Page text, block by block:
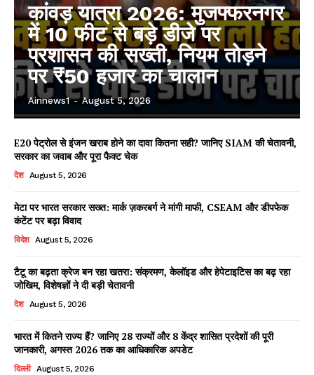
Facebook
X WhatsApp
Share
Read Latest News on AIN
कांवड़ यात्रा 2026: मुजफ्फरनगर
में 10 फीट से बड़े डीजे पर
प्रशासन की सख्ती, नियम तोड़ने
पर ₹50 हजार का चालान
Ainnews1 - August 5, 2026
E20 पेट्रोल से इंजन खराब होने का दावा कितना सही? जानिए SIAM की चेतावनी,
सरकार का जवाब और पूरा फैक्ट चेक
देश August 5, 2026
मेटा पर भारत सरकार सख्त: मार्क ज़करबर्ग ने मांगी माफी, CSEAM और डीपफेक
कंटेंट पर बढ़ा विवाद
विदेश August 5, 2026
टैटू का बढ़ता क्रेज बन रहा खतरा: संक्रमण, केलॉइड और हेपेटाइटिस का बढ़ रहा
जोखिम, विशेषज्ञों ने दी बड़ी चेतावनी
देश August 5, 2026
भारत में कितने राज्य हैं? जानिए 28 राज्यों और 8 केंद्र शासित प्रदेशों की पूरी
जानकारी, अगस्त 2026 तक का आधिकारिक अपडेट
दिल्ली August 5, 2026